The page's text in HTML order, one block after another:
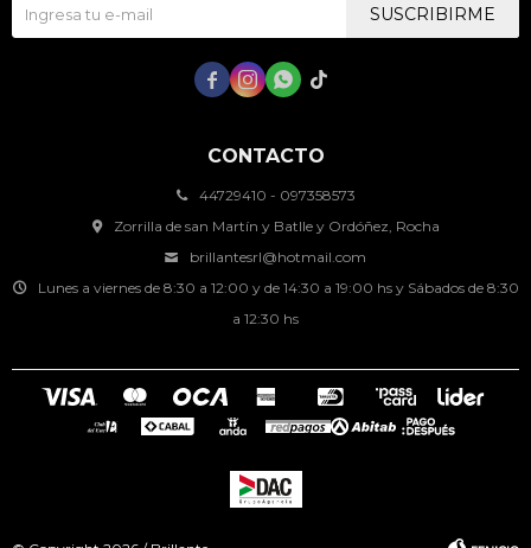
CONTACTO
44729410 - 097358573
Zorrilla de san Martín y Batlle y Ordóñez, Rocha
brillantesrl@hotmail.com
Lunes a viernes de 8:30 a 12:00 y de 14:30 a 19:00 hs y Sábados de 8:30
a 12:30 hs
SUSCRIBIRME
   